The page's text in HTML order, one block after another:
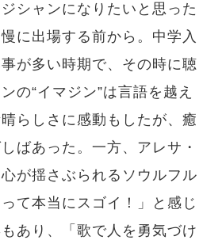
シャンになりたいと思った
に出場する前から。中学入
が多い時期で、その時に聴
の“イマジン”は言語を越え
らしさに感動もしたが、癒
ばあった。一方、アレサ・
が揺さぶられるソウルフル
て本当にスゴイ！」と感じ
あり、「歌で人を勇気づけ